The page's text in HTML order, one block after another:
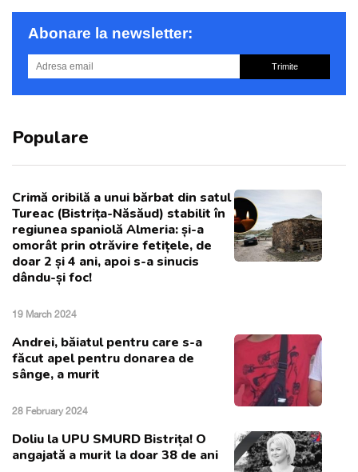
Abonare la newsletter:
Trimite
Populare
Crimă oribilă a unui bărbat din satul
Tureac (Bistrița-Năsăud) stabilit în
regiunea spaniolă Almeria: și-a
omorât prin otrăvire fetițele, de
doar 2 și 4 ani, apoi s-a sinucis
dându-și foc!
19 March 2024
Andrei, băiatul pentru care s-a
făcut apel pentru donarea de
sânge, a murit
28 February 2024
Doliu la UPU SMURD Bistrița! O
angajată a murit la doar 38 de ani